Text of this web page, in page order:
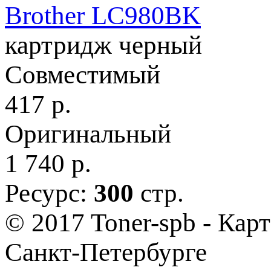
Brother LC980BK
картридж черный
Совместимый
417 р.
Оригинальный
1 740 р.
Ресурс: 300 стр.
© 2017 Toner-spb -
Санкт-Петербурге